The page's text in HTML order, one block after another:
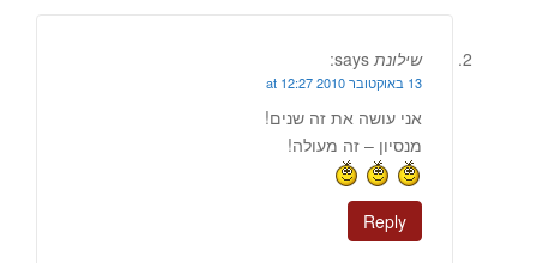
שילונת says:
13 באוקטובר 2010 at 12:27
אני עושה את זה שנים!
מנסיון – זה מעולה!
Reply